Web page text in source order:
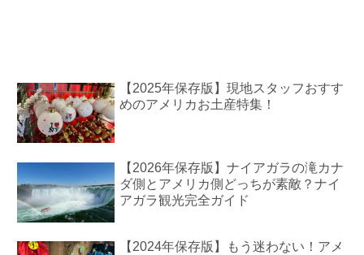
【2025年保存版】現地スタッフおすす
めのアメリカお土産特集！
【2026年保存版】ナイアガラの滝カナ
ダ側とアメリカ側どっちが素敵？ナイ
アガラ観光完全ガイド
【2024年保存版】もう迷わない！アメ